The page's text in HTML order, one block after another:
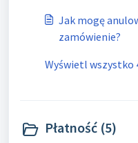
Jak mogę
zamówienie?
Wyświetl wszystko
Płatność (5)